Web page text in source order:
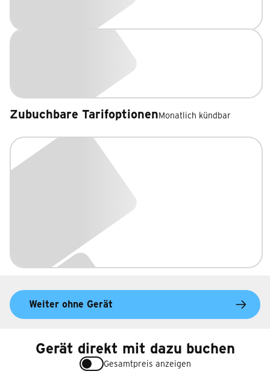
Zubuchbare TarifoptionenMonatlich kündbar
Zubuchbare Tarifoptionen
Weiter ohne Gerät
Gerät direkt mit dazu buchen
Gesamtpreis anzeigen